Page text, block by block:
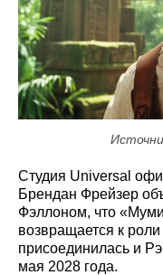
Студия Universal
Брендан Фрейзер
Фэллоном, что
возвращается к
присоединилась и
мая 2028 года.